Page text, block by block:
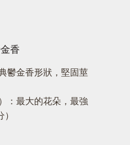
香
鬱金香形狀，堅固莖
：最大的花朵，最強